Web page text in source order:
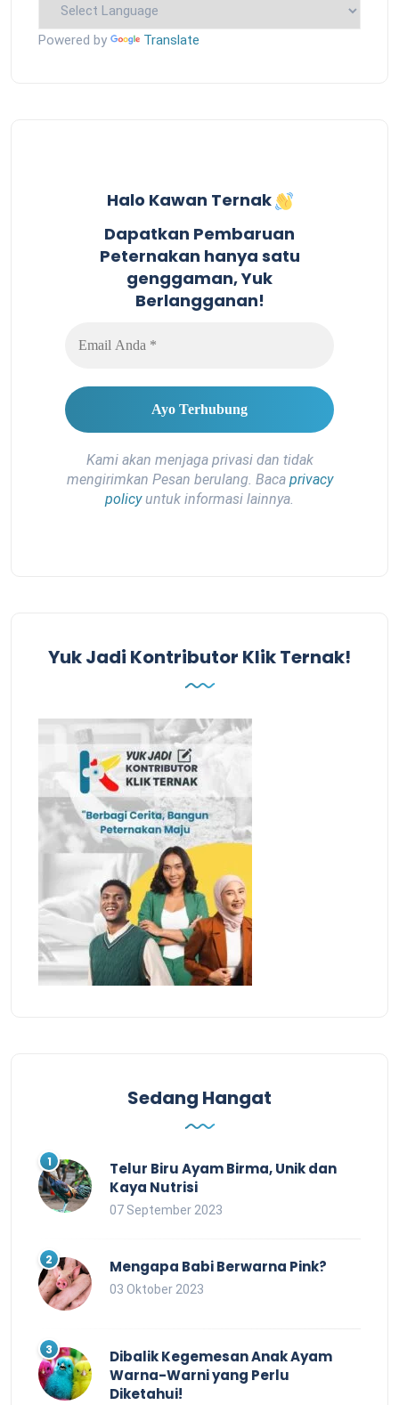
Powered by Translate
Halo Kawan Ternak
Dapatkan Pembaruan
Peternakan hanya satu
genggaman, Yuk
Berlangganan!
Kami akan menjaga privasi dan tidak
mengirimkan Pesan berulang. Baca privacy
policyuntuk informasi lainnya.
Yuk Jadi Kontributor Klik Ternak!
Sedang Hangat
Telur Biru Ayam Birma, Unik dan
Kaya Nutrisi
07 September 2023
Mengapa Babi Berwarna Pink?
03 Oktober 2023
Dibalik Kegemesan Anak Ayam
Warna-Warni yang Perlu
Diketahui!